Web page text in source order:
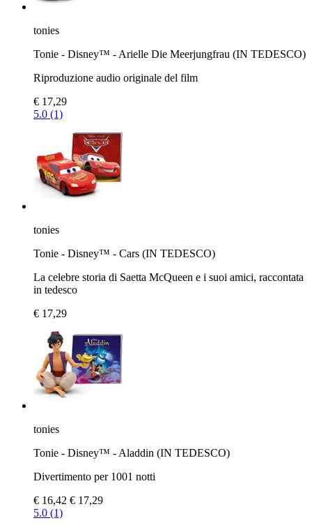
tonies
Tonie - Disney™ - Arielle Die Meerjungfrau (IN TEDESCO)
Riproduzione audio originale del film
€ 17,29
5.0 (1)
tonies
Tonie - Disney™ - Cars (IN TEDESCO)
La celebre storia di Saetta McQueen e i suoi amici, raccontata
in tedesco
€ 17,29
tonies
Tonie - Disney™ - Aladdin (IN TEDESCO)
Divertimento per 1001 notti
€ 16,42 € 17,29
5.0 (1)